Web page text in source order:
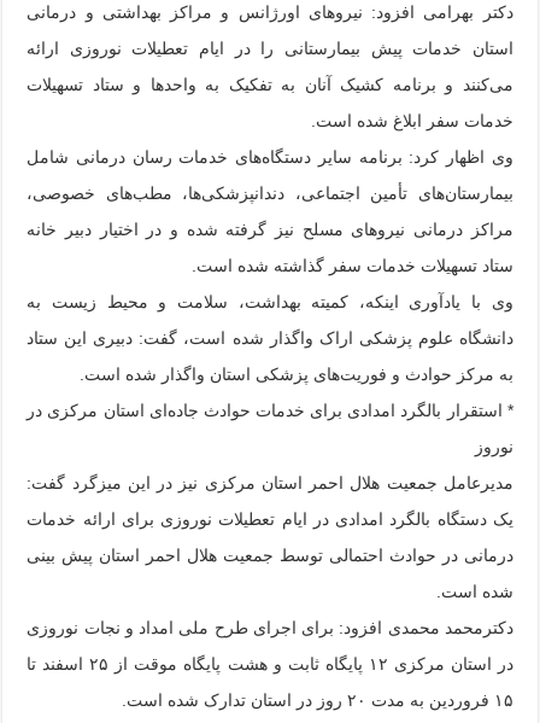
دکتر بهرامی افزود: نیروهای اورژانس و مراکز بهداشتی و درمانی
استان خدمات پیش بیمارستانی را در ایام تعطیلات نوروزی ارائه
می‌کنند و برنامه کشیک آنان به تفکیک به واحدها و ستاد تسهیلات
خدمات سفر ابلاغ شده است.
وی اظهار کرد: برنامه سایر دستگاه‌های خدمات رسان درمانی شامل
بیمارستان‌های تأمین اجتماعی، دندانپزشکی‌ها، مطب‌های خصوصی،
مراکز درمانی نیروهای مسلح نیز گرفته شده و در اختیار دبیر خانه
ستاد تسهیلات خدمات سفر گذاشته شده است.
وی با یادآوری اینکه، کمیته بهداشت، سلامت و محیط زیست به
دانشگاه علوم پزشکی اراک واگذار شده است، گفت: دبیری این ستاد
به مرکز حوادث و فوریت‌های پزشکی استان واگذار شده است.
* استقرار بالگرد امدادی برای خدمات حوادث جاده‌ای استان مرکزی در
نوروز
مدیرعامل جمعیت هلال احمر استان مرکزی نیز در این میزگرد گفت:
یک دستگاه بالگرد امدادی در ایام تعطیلات نوروزی برای ارائه خدمات
درمانی در حوادث احتمالی توسط جمعیت هلال احمر استان پیش بینی
شده است.
دکترمحمد محمدی افزود: برای اجرای طرح ملی امداد و نجات نوروزی
در استان مرکزی ۱۲ پایگاه ثابت و هشت پایگاه موقت از ۲۵ اسفند تا
۱۵ فروردین به مدت ۲۰ روز در استان تدارک شده است.